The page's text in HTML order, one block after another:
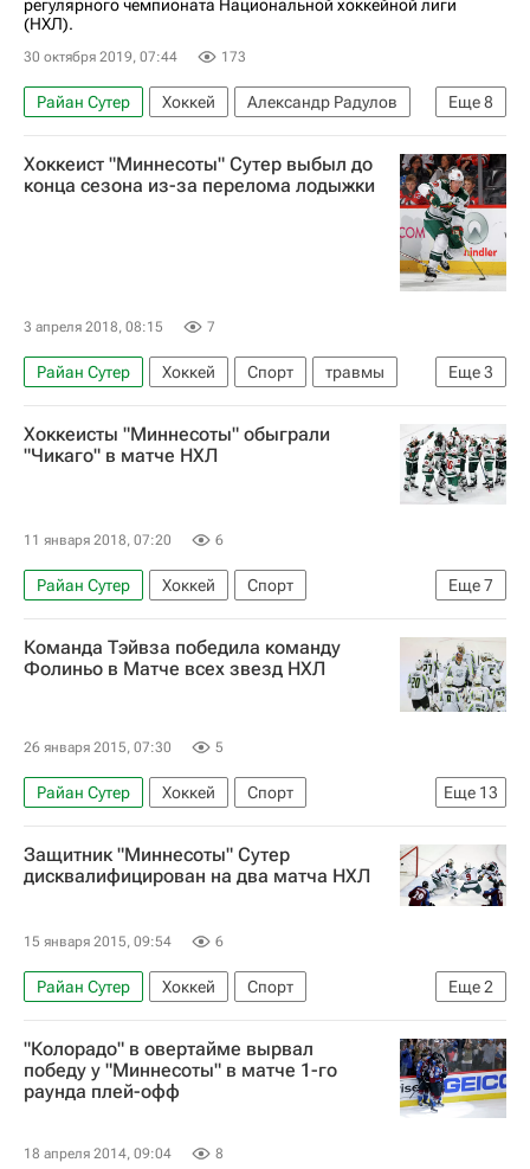
регулярного чемпионата Национальной хоккейной лиги
(НХЛ).
30 октября 2019, 07:44 173
Еще8
Райан Сутер Хоккей
Александр Радулов
Джо Павелски
Антон Худобин
Национальная хоккейная лига (НХЛ)
Хоккеист "Миннесоты" Сутер выбыл до
конца сезона из-за перелома лодыжки
3 апреля 2018, 08:15 7
Еще3
Райан Сутер Хоккей Спорт
травмы
Брюс Будро
Национальная хоккейная лига (НХЛ)
Хоккеисты "Миннесоты" обыграли
"Чикаго" в матче НХЛ
11 января 2018, 07:20 6
Еще7
Райан Сутер Хоккей
Спорт
Национальная хоккейная лига (НХЛ)
Торонто Рэпторс
Оттава Сенаторз
Команда Тэйвза победила команду
Фолиньо в Матче всех звезд НХЛ
26 января 2015, 07:30 5
Еще 13
Райан Сутер Хоккей
Спорт
Матч всех звёзд НХЛ
Сборная Запада
Сборная Востока
Джон Таварес
Патрик Кейн
Джонатан Тэйвз
Тайлер Сегин
Патрис Бержерон
Александр Овечкин
Защитник "Миннесоты" Сутер
дисквалифицирован на два матча НХЛ
15 января 2015, 09:54 6
Еще2
Райан Сутер Хоккей
Спорт
Национальная хоккейная лига (НХЛ)
Миннесота Уайлд
"Колорадо" в овертайме вырвал
победу у "Миннесоты" в матче 1-го
раунда плей-офф
18 апреля 2014, 09:04 8